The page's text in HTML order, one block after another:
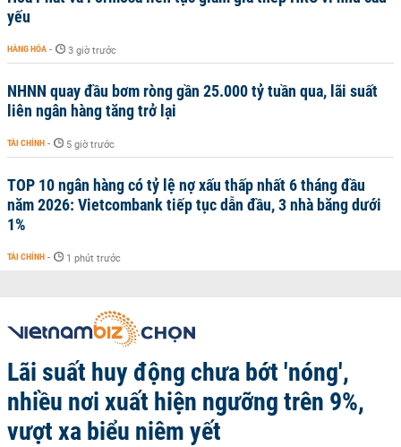
yếu
HÀNG HÓA - 3 giờ trước
NHNN quay đầu bơm ròng gần 25.000 tỷ tuần qua, lãi suất
liên ngân hàng tăng trở lại
TÀI CHÍNH - 5 giờ trước
TOP 10 ngân hàng có tỷ lệ nợ xấu thấp nhất 6 tháng đầu
năm 2026: Vietcombank tiếp tục dẫn đầu, 3 nhà băng dưới
1%
TÀI CHÍNH - 1 phút trước
Lãi suất huy động chưa bớt 'nóng',
nhiều nơi xuất hiện ngưỡng trên 9%,
vượt xa biểu niêm yết